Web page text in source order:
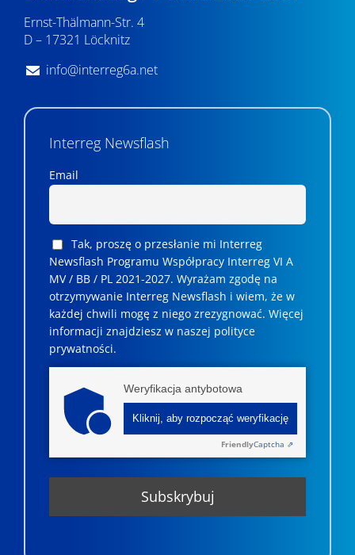
Ernst-Thälmann-Str. 4
D – 17321 Löcknitz
info@interreg6a.net
Interreg Newsflash
Email
Tak, proszę o przesłanie mi Interreg
Newsflash Programu Współpracy Interreg VI A
MV / BB / PL 2021-2027. Wyrażam zgodę na
otrzymywanie Interreg Newsflash i wiem, że w
każdej chwili mogę z niego zrezygnować. ­­Więcej
informacji znajdziesz w naszej polityce
prywatności.
Weryfikacja antybotowa
Kliknij, aby rozpocząć weryfikację
FriendlyCaptcha ⇗